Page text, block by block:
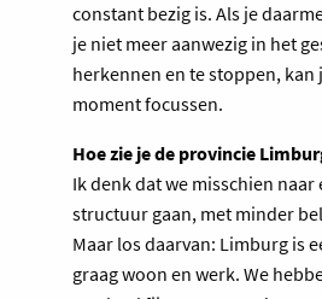
constant bezig is. Als je
je niet meer aanwezig in het
herkennen en te stoppen, kan
moment focussen.
Hoe zie je de provincie
Ik denk dat we misschien
structuur gaan, met minder
Maar los daarvan: Limburg is
graag woon en werk. We